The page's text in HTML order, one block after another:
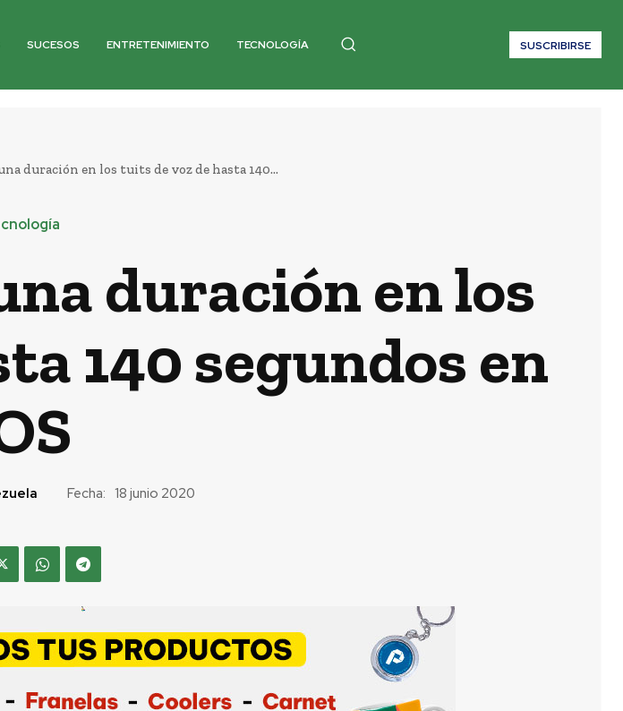
SUCESOS ENTRETENIMIENTO TECNOLOGÍA SUSCRIBIRSE
duración en los tuits de voz de hasta 140...
duración en los
140 segundos en
Fecha: 18 junio 2020